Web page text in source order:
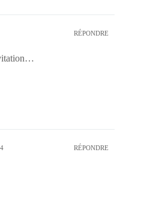
RÉPONDRE
RÉPONDRE